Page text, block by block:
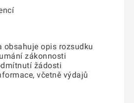
obsahuje opis rozsudku
zákonnosti
žádosti
včetně výdajů